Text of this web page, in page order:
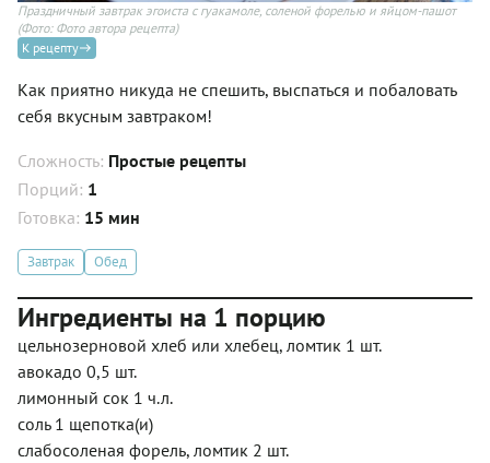
Праздничный завтрак эгоиста с гуакамоле, соленой форелью и яйцом-пашот
(Фото: Фото автора рецепта)
К рецепту
Как приятно никуда не спешить, выспаться и побаловать
себя вкусным завтраком!
Сложность: Простые рецепты
Порций: 1
Готовка: 15 мин
Завтрак Обед
Ингредиенты на 1 порцию
цельнозерновой хлеб или хлебец, ломтик 1 шт.
авокадо 0,5 шт.
лимонный сок 1 ч.л.
соль 1 щепотка(и)
слабосоленая форель, ломтик 2 шт.